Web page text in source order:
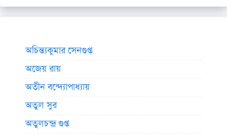
অচিন্ত্যকুমার সেনগুপ্ত
অজেয় রায়
অতীন বন্দ্যোপাধ্যায়
অতুল সুর
অতুলচন্দ্র গুপ্ত